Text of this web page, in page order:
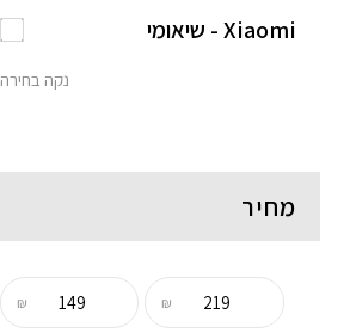
Xiaomi - שיאומי
נקה בחירה
מחיר
₪
₪